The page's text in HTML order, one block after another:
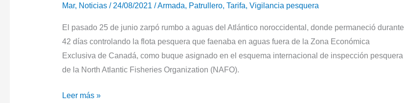
Mar, Noticias/ 24/08/2021 /Armada, Patrullero, Tarifa, Vigilancia pesquera
El pasado 25 de junio zarpó rumbo a aguas del Atlántico noroccidental, donde permaneció durante
42 días controlando la flota pesquera que faenaba en aguas fuera de la Zona Económica
Exclusiva de Canadá, como buque asignado en el esquema internacional de inspección pesquera
de la North Atlantic Fisheries Organization (NAFO).
El
Leer más »